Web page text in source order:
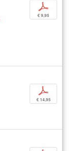
p
€ 9,95
p
€ 14,95